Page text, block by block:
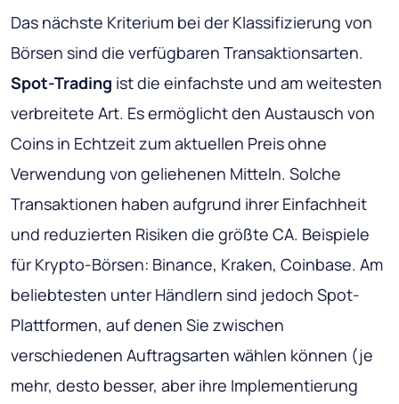
Das nächste Kriterium bei der Klassifizierung von
Börsen sind die verfügbaren Transaktionsarten.
Spot-Trading ist die einfachste und am weitesten
verbreitete Art. Es ermöglicht den Austausch von
Coins in Echtzeit zum aktuellen Preis ohne
Verwendung von geliehenen Mitteln. Solche
Transaktionen haben aufgrund ihrer Einfachheit
und reduzierten Risiken die größte CA. Beispiele
für Krypto-Börsen: Binance, Kraken, Coinbase. Am
beliebtesten unter Händlern sind jedoch Spot-
Plattformen, auf denen Sie zwischen
verschiedenen Auftragsarten wählen können (je
mehr, desto besser, aber ihre Implementierung